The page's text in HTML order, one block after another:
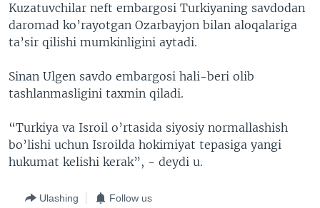
Kuzatuvchilar neft embargosi Turkiyaning savdodan
daromad ko’rayotgan Ozarbayjon bilan aloqalariga
ta’sir qilishi mumkinligini aytadi.
Sinan Ulgen savdo embargosi hali-beri olib
tashlanmasligini taxmin qiladi.
“Turkiya va Isroil o’rtasida siyosiy normallashish
bo’lishi uchun Isroilda hokimiyat tepasiga yangi
hukumat kelishi kerak”, - deydi u.
Ulashing Follow us